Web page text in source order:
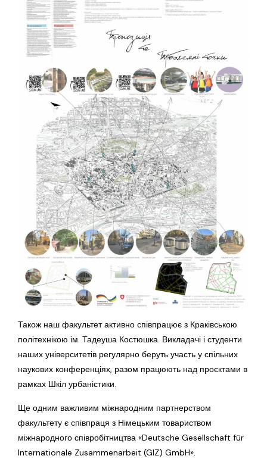
Також наш факультет активно співпрацює з Краківською
політехнікою ім. Тадеуша Костюшка. Викладачі і студенти
наших університетів регулярно беруть участь у спільних
наукових конференціях, разом працюють над проєктами в
рамках Шкіл урбаністики.
Ще одним важливим міжнародним партнерством
факультету є співпраця з Німецьким товариством
міжнародного співробітництва «Deutsche Gesellschaft für
Internationale Zusammenarbeit (GIZ) GmbH».